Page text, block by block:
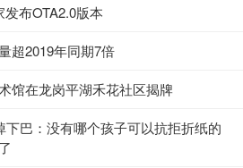
发布OTA2.0版本
超2019年同期7倍
馆在龙岗平湖禾花社区揭牌
下巴：没有哪个孩子可以抗拒折纸的